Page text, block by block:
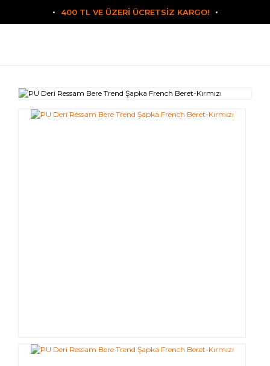
400 TL VE ÜZERİ ÜCRETSİZ KARGO!